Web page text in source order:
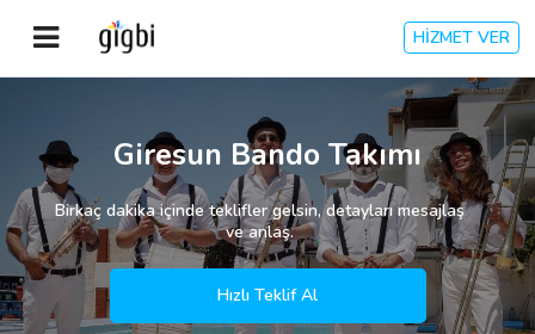
HİZMET VER
Giriş Yap
Kayıt Ol
Kategoriler
Giresun Bando Takımı
Birkaç dakika içinde teklifler gelsin, detayları mesajlaş
ve anlaş.
Hızlı Teklif Al